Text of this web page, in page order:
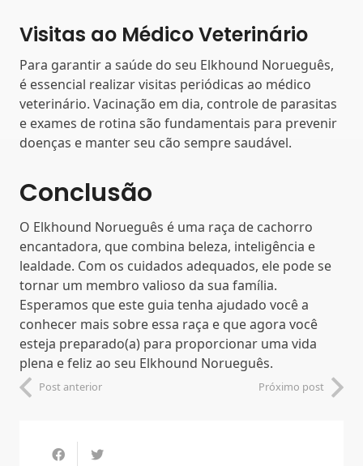
Visitas ao Médico Veterinário
Para garantir a saúde do seu Elkhound Norueguês,
é essencial realizar visitas periódicas ao médico
veterinário. Vacinação em dia, controle de parasitas
e exames de rotina são fundamentais para prevenir
doenças e manter seu cão sempre saudável.
Conclusão
O Elkhound Norueguês é uma raça de cachorro
encantadora, que combina beleza, inteligência e
lealdade. Com os cuidados adequados, ele pode se
tornar um membro valioso da sua família.
Esperamos que este guia tenha ajudado você a
conhecer mais sobre essa raça e que agora você
esteja preparado(a) para proporcionar uma vida
plena e feliz ao seu Elkhound Norueguês.
Post anterior Próximo post